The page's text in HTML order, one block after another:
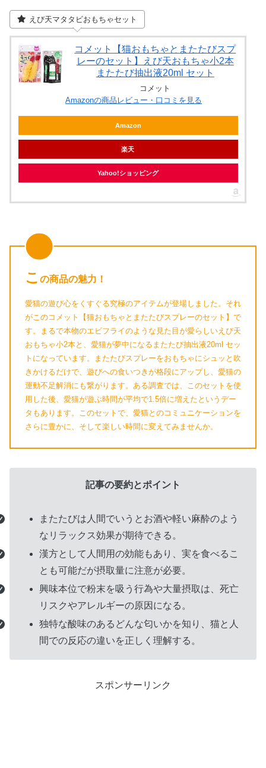
えび天マタタビおもちゃセット
コメット【猫おもちゃとまたたびスプ
レーのセット】えび天おもちゃ小2本
またたび抽出液20ml セット
コメット
Amazonの商品レビュー・口コミを見る
Amazon
楽天
Yahoo!ショッピング
こ の商品の魅力！
愛猫の遊び心をくすぐる究極のアイテムが登場しました。それ
がこのコメット【猫おもちゃとまたたびスプレーのセット】で
す。まるで本物のエビフライのような見た目が愛らしいえび天
おもちゃ小2本と、愛猫が夢中になるまたたび抽出液20ml セッ
トになっています。またたびスプレーをおもちゃにシュッと吹
きかけるだけで、遊びへの食いつきが格段にアップし、愛猫の
運動不足解消にも繋がります。ある調査では、このセットを使
用した後、愛猫が遊ぶ時間が平均で1.5倍に増えたというデー
タもあります。このセットで、愛猫とのコミュニケーションを
さらに豊かに、そして楽しい時間に変えてみませんか。
記事の要約とポイント
またたびは人間でいうとお酒や軽い麻酔のよう
なリラックス効果が期待できる。
漢方として人間用の効能もあり、実を食べるこ
とも可能だが摂取量に注意が必要。
興味本位で粉末を吸う行為や大量摂取は、死亡
リスクやアレルギーの原因になる。
独特な酸味のあるどんな匂いかを知り、猫と人
間での反応の違いを正しく理解する。
スポンサーリンク